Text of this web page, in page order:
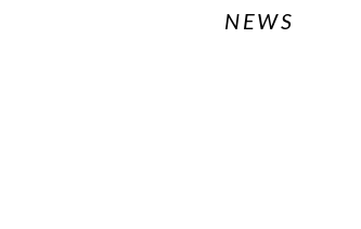
NEWS